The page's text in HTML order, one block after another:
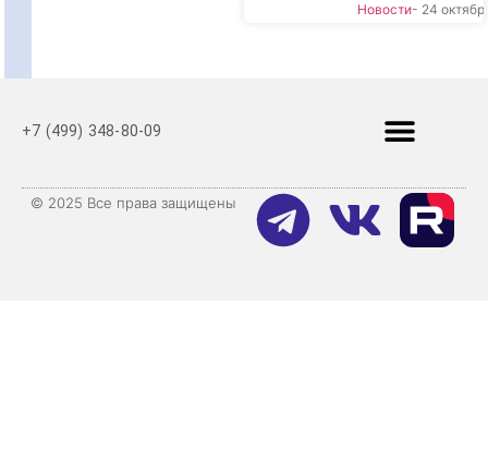
Новости- 24
+7 (499) 348-80-09
© 2025 Все права защищены